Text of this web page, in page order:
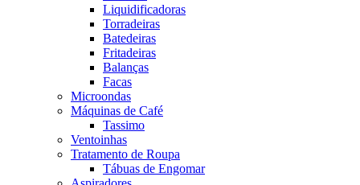
Liquidificadoras
Torradeiras
Batedeiras
Fritadeiras
Balanças
Facas
Microondas
Máquinas de Café
Tassimo
Ventoinhas
Tratamento de Roupa
Tábuas de Engomar